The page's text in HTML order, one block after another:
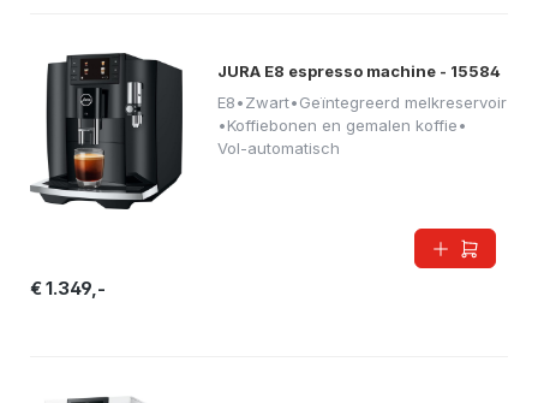
JURA E8 espresso machine - 15584
E8•Zwart•Geïntegreerd melkreservoir
•Koffiebonen en gemalen koffie•
Vol-automatisch
€ 1.349,-